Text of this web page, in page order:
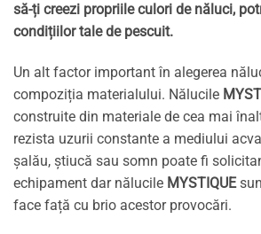
să-ți creezi propriile culori de năluci,
condițiilor tale de pescuit.
Un alt factor important în alegerea
compoziția materialului. Nălucile
construite din materiale de cea mai
rezista uzurii constante a mediului
șalău, știucă sau somn poate fi
echipament dar nălucile MYSTIQUE
face față cu brio acestor provocări.